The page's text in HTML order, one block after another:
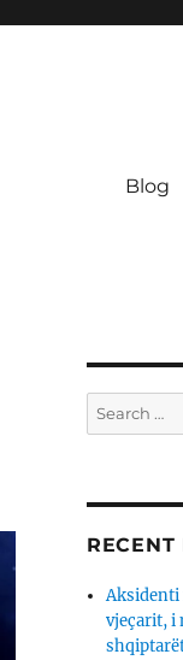
Blog
Search
for:
RECENT
Aksidenti
vjeçarit, i